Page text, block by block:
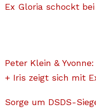
Ex Gloria schockt bei
Peter Klein &
+ Iris zeigt sich mit
Sorge um DSDS-